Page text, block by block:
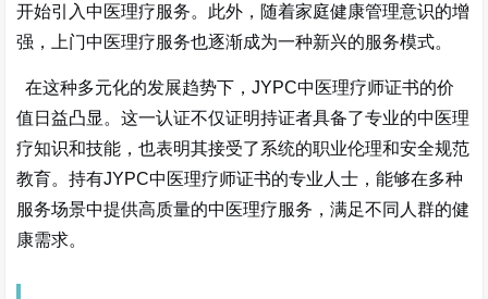
开始引入中医理疗服务。此外，随着家庭健康管理意识的增
强，上门中医理疗服务也逐渐成为一种新兴的服务模式。
在这种多元化的发展趋势下，JYPC中医理疗师证书的价
值日益凸显。这一认证不仅证明持证者具备了专业的中医理
疗知识和技能，也表明其接受了系统的职业伦理和安全规范
教育。持有JYPC中医理疗师证书的专业人士，能够在多种
服务场景中提供高质量的中医理疗服务，满足不同人群的健
康需求。